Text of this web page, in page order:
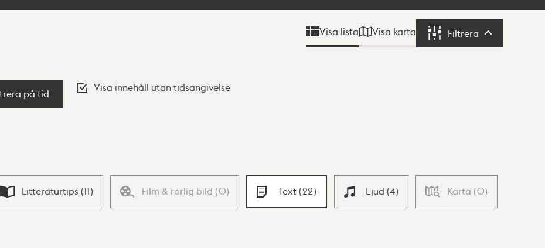
Visa lista Visa karta Filtrera Filtrera
på tid
Visa innehåll utan tidsangivelse
Litteraturtips (11) Film & rörlig bild (0) Text (22) Ljud (4) Karta (0)